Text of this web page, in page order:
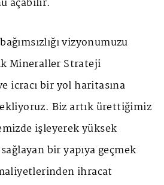
açabilir.
vizyonumuzu
Mineraller Strateji
icracı bir yol haritasına
Biz artık ürettiğimiz
işleyerek yüksek
bir yapıya geçmek
ihracat